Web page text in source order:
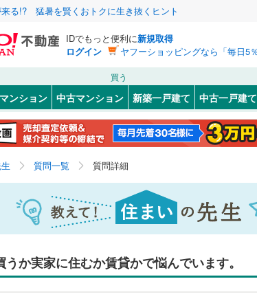
る!? 猛暑を賢くおトクに生き抜くヒント
IDでもっと便利に新規取得
ログイン
ヤフーショッピングなら「毎日5
買う
ンション 中古マンション 新築一戸建て 中古一戸建て
質問一覧 質問詳細
うか実家に住むか賃貸かで悩んでいます。